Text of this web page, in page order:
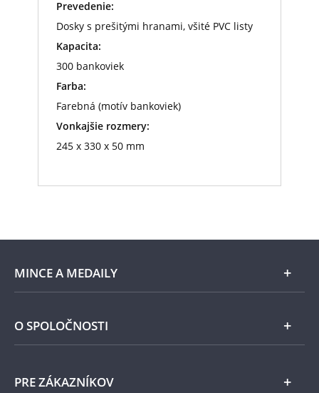
Prevedenie:
Dosky s prešitými hranami, všité PVC listy
Kapacita:
300 bankoviek
Farba:
Farebná (motív bankoviek)
Vonkajšie rozmery:
245 x 330 x 50 mm
MINCE A MEDAILY
Len v Národnej Pokladnici
Pamätné medaily
O SPOLOČNOSTI
Národná Pokladnica
PRE ZÁKAZNÍKOV